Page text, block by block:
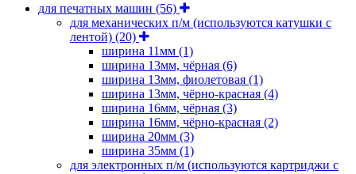
для печатных машин (56)
для механических п/м (используются катушки с
лентой) (20)
ширина 11мм (1)
ширина 13мм, чёрная (6)
ширина 13мм, фиолетовая (1)
ширина 13мм, чёрно-красная (4)
ширина 16мм, чёрная (3)
ширина 16мм, чёрно-красная (2)
ширина 20мм (3)
ширина 35мм (1)
для электронных п/м (используются картриджи с